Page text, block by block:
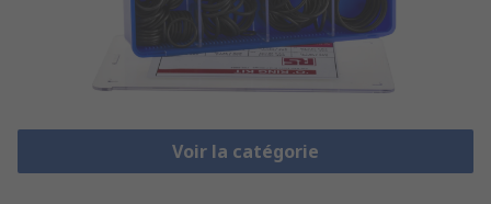
Voir la catégorie